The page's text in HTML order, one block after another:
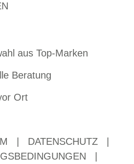
aus Top-Marken
Beratung
Ort
DATENSCHUTZ